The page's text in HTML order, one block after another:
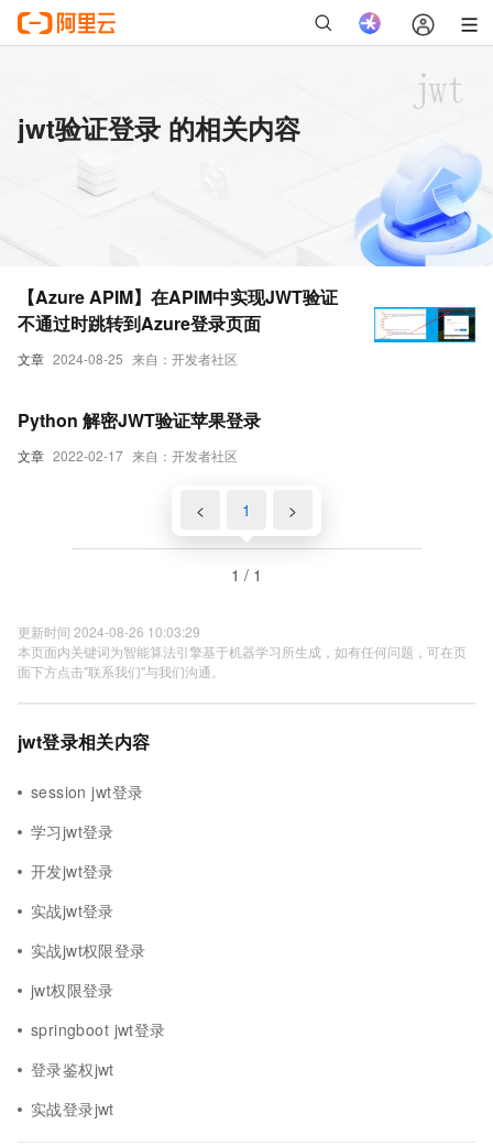
jwt验证登录 的相关内容
文章 2024-08-25 来自：开发者社区
【Azure APIM】在APIM中实现JWT验证
不通过时跳转到Azure登录页面
文章 2022-02-17 来自：开发者社区
Python 解密JWT验证苹果登录
< 1 >
1 / 1
更新时间 2024-08-26 10:03:29
本页面内关键词为智能算法引擎基于机器学习所生成，如有任何问题，可在页
面下方点击"联系我们"与我们沟通。
jwt登录相关内容
session jwt登录
学习jwt登录
开发jwt登录
实战jwt登录
实战jwt权限登录
jwt权限登录
springboot jwt登录
登录鉴权jwt
实战登录jwt